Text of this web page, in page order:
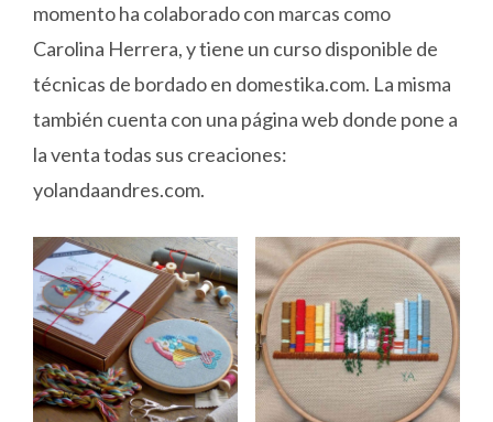
momento ha colaborado con marcas como
Carolina Herrera, y tiene un curso disponible de
técnicas de bordado en domestika.com. La misma
también cuenta con una página web donde pone a
la venta todas sus creaciones:
yolandaandres.com.